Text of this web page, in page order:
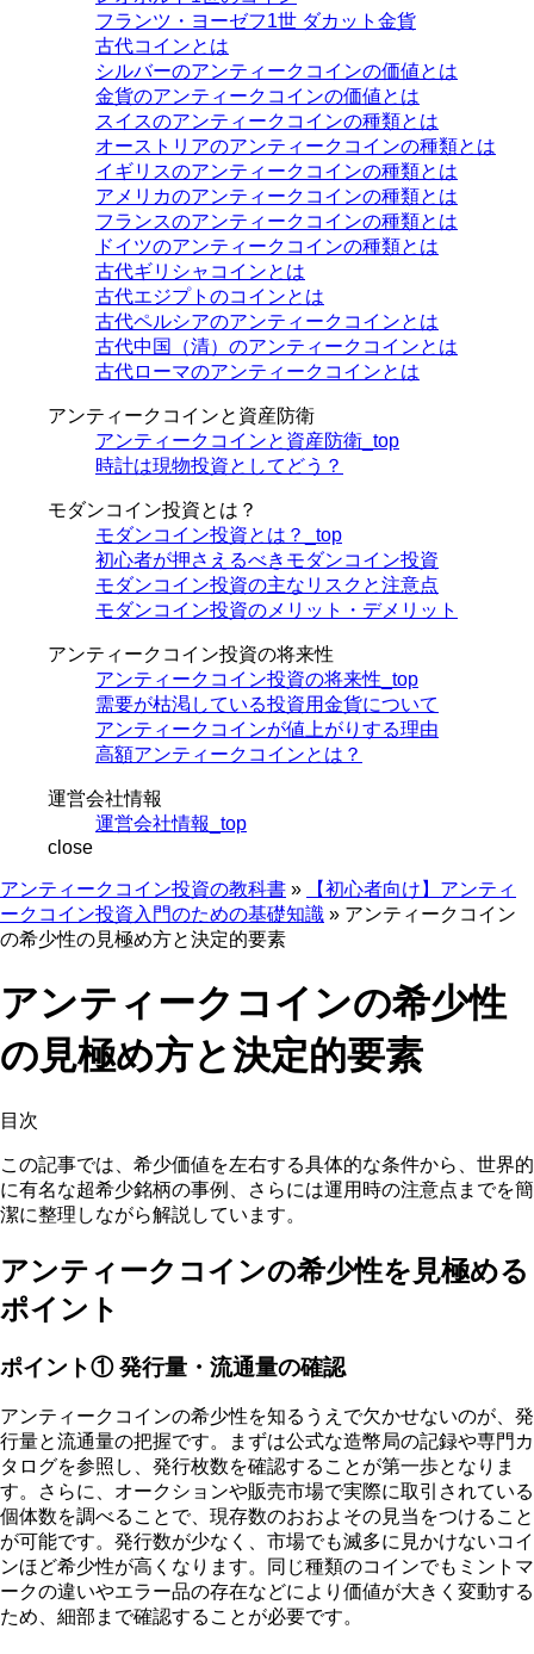
フランツ・ヨーゼフ1世 ダカット金貨
古代コインとは
シルバーのアンティークコインの価値とは
金貨のアンティークコインの価値とは
スイスのアンティークコインの種類とは
オーストリアのアンティークコインの種類とは
イギリスのアンティークコインの種類とは
アメリカのアンティークコインの種類とは
フランスのアンティークコインの種類とは
ドイツのアンティークコインの種類とは
古代ギリシャコインとは
古代エジプトのコインとは
古代ペルシアのアンティークコインとは
古代中国（清）のアンティークコインとは
古代ローマのアンティークコインとは
アンティークコインと資産防衛
アンティークコインと資産防衛_top
時計は現物投資としてどう？
モダンコイン投資とは？
モダンコイン投資とは？_top
初心者が押さえるべきモダンコイン投資
モダンコイン投資の主なリスクと注意点
モダンコイン投資のメリット・デメリット
アンティークコイン投資の将来性
アンティークコイン投資の将来性_top
需要が枯渇している投資用金貨について
アンティークコインが値上がりする理由
高額アンティークコインとは？
運営会社情報
運営会社情報_top
close
アンティークコイン投資の教科書 »
【初心者向け】アンティ
ークコイン投資入門のための基礎知識 » アンティークコイン
の希少性の見極め方と決定的要素
アンティークコインの希少性
の見極め方と決定的要素
目次
この記事では、希少価値を左右する具体的な条件から、世界的
に有名な超希少銘柄の事例、さらには運用時の注意点までを簡
潔に整理しながら解説しています。
アンティークコインの希少性を見極める
ポイント
ポイント① 発行量・流通量の確認
アンティークコインの希少性を知るうえで欠かせないのが、 発
行量と流通量の把握です。まずは公式な造幣局の記録や専門カ
タログを参照し、発行枚数を確認することが第一歩となりま
す。さらに、オークションや販売市場で実際に取引されている
個体数を調べることで、現存数のおおよその見当をつけること
が可能です。発行数が少なく、市場でも滅多に見かけないコイ
ンほど希少性が高くなります。同じ種類のコインでもミントマ
ークの違いやエラー品の存在などにより価値が大きく変動する
ため、細部まで確認することが必要です。